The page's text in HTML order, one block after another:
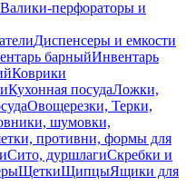
Валики-перфораторы и
Диспенсеры и емкости
барныйИнвентарь
Коврики
Кухонная посудаЛожки,
Овощерезки, Терки,
шумовки,
противни, формы для
Сито, дуршлагиСкребки и
ЩеткиЩипцыЯщики для